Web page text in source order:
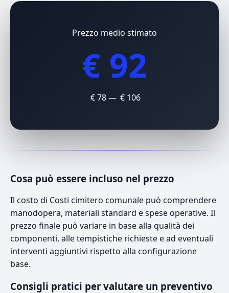
Prezzo medio stimato
€ 92
€ 78 — € 106
Cosa può essere incluso nel prezzo
Il costo di Costi cimitero comunale può comprendere
manodopera, materiali standard e spese operative. Il
prezzo finale può variare in base alla qualità dei
componenti, alle tempistiche richieste e ad eventuali
interventi aggiuntivi rispetto alla configurazione
base.
Consigli pratici per valutare un preventivo